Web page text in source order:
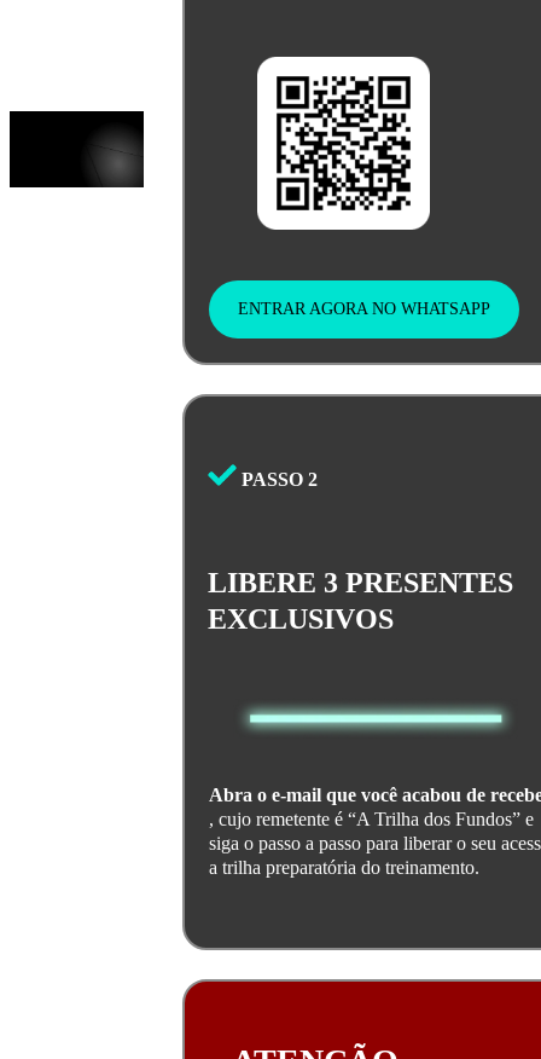
ENTRAR AGORA NO WHATSAPP
PASSO 2
LIBERE 3 PRESENTES
EXCLUSIVOS
Abra o e-mail que você acabou de
, cujo remetente é “A Trilha dos Fundos” e
siga o passo a passo para liberar o seu
a trilha preparatória do treinamento.